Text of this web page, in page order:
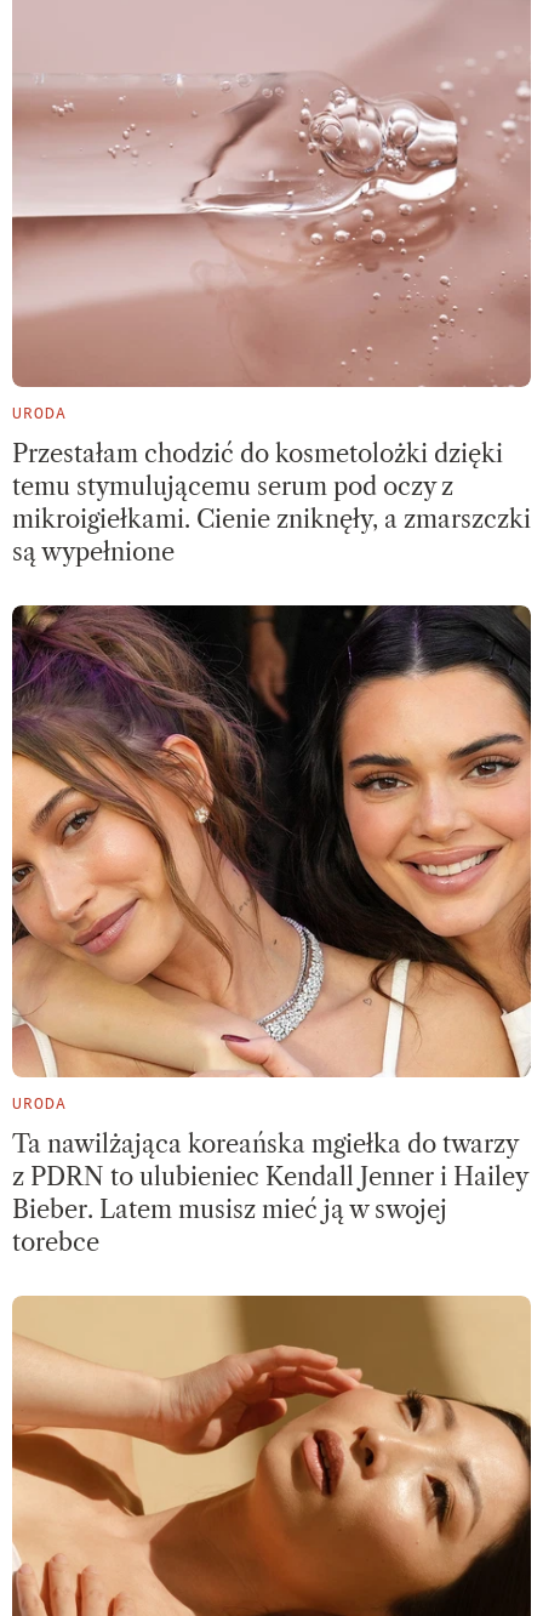
URODA
Przestałam chodzić do kosmetolożki dzięki
temu stymulującemu serum pod oczy z
mikroigiełkami. Cienie zniknęły, a zmarszczki
są wypełnione
URODA
Ta nawilżająca koreańska mgiełka do twarzy
z PDRN to ulubieniec Kendall Jenner i Hailey
Bieber. Latem musisz mieć ją w swojej
torebce